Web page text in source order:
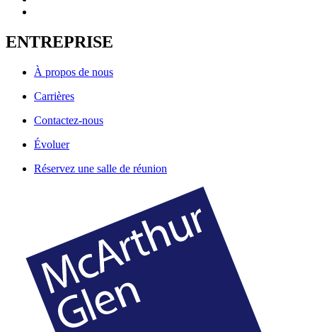
ENTREPRISE
À propos de nous
Carrières
Contactez-nous
Évoluer
Réservez une salle de réunion